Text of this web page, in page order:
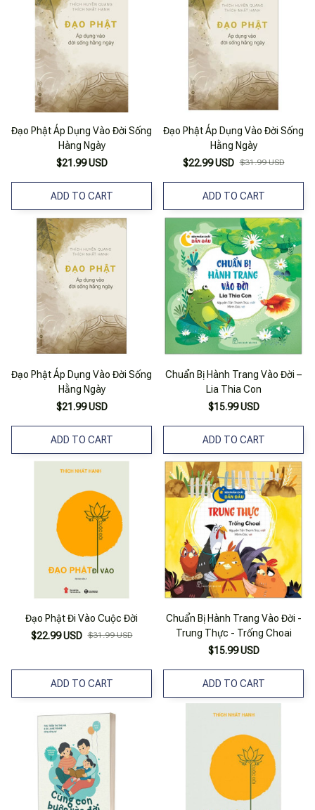
Đạo Phật Áp Dụng Vào Đời Sống
Hàng Ngày
$21.99 USD
ADD TO CART
Đạo Phật Áp Dụng Vào Đời Sống
Hằng Ngày
$22.99 USD $31.99 USD
ADD TO CART
Đạo Phật Áp Dụng Vào Đời Sống
Hằng Ngày
$21.99 USD
ADD TO CART
Chuẩn Bị Hành Trang Vào Đời –
Lia Thia Con
$15.99 USD
ADD TO CART
Đạo Phật Đi Vào Cuộc Đời
$22.99 USD $31.99 USD
ADD TO CART
Chuẩn Bị Hành Trang Vào Đời -
Trung Thực - Trống Choai
$15.99 USD
ADD TO CART